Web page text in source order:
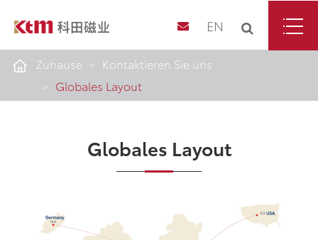
EN
Zuhause
Kontaktieren Sie uns
Globales Layout
Globales Layout